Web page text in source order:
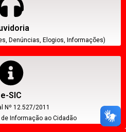
Denúncias, Elogios, Informações)
e-SIC
Nº 12.527/2011
Informação ao Cidadão